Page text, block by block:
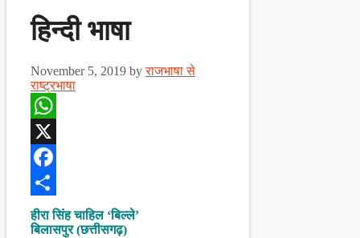
हिन्दी भाषा
November 5, 2019 byराजभाषा से
राष्ट्रभाषा
WhatsApp
X
Facebook
Share
हीरा सिंह चाहिल ‘बिल्ले’
बिलासपुर (छत्तीसगढ़)